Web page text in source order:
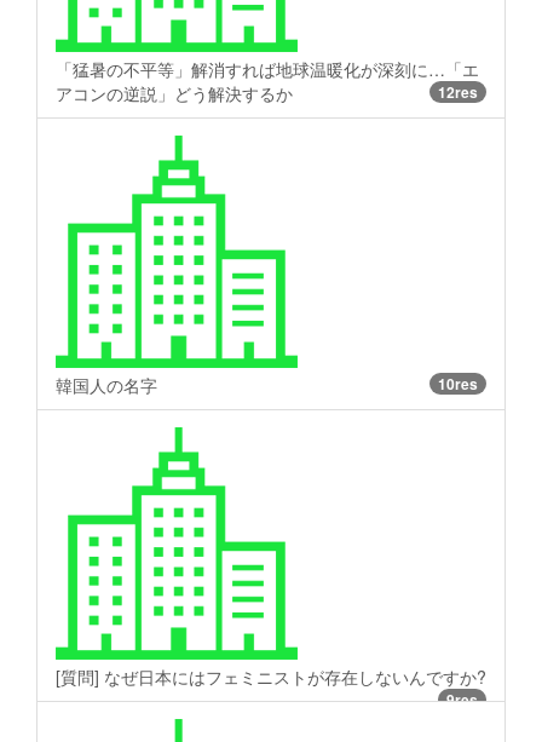
「猛暑の不平等」解消すれば地球温暖化が深刻に…「エ
アコンの逆説」どう解決するか
12res
韓国人の名字 10res
[質問] なぜ日本にはフェミニストが存在しないんですか?
9res